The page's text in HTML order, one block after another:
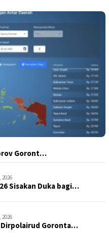
Goront…
2026
Sisakan Duka bagi…
2026
Dirpolairud Goronta…